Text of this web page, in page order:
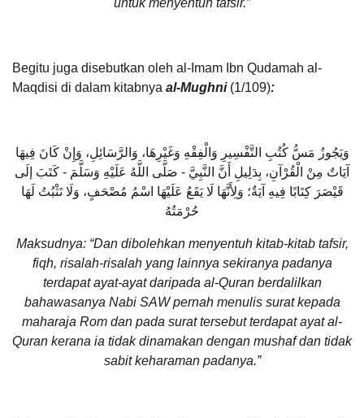
untuk menyentuh tafsir.”
Begitu juga disebutkan oleh al-Imam Ibn Qudamah al-
Maqdisi di dalam kitabnya al-Mughni (1/109):
وَيَجُوزُ مَسُّ كُتُبِ التَّفْسِيرِ وَالْفِقْهِ وَغَيْرِهَا، وَالرَّسَائِلِ، وَإِنْ كَانَ فِيهَا
آيَاتٌ مِنْ الْقُرْآنِ، بِدَلِيلِ أَنَّ النَّبِيَّ - صَلَّى اللَّهُ عَلَيْهِ وَسَلَّمَ - كَتَبَ إلَى
قَيْصَرَ كِتَابًا فِيهِ آيَةٌ؛ وَلِأَنَّهَا لَا يَقَعُ عَلَيْهَا اسْمُ مُصْحَفٍ، وَلَا تَثْبُتُ لَهَا
حُرْمَتُهُ
Maksudnya: “Dan dibolehkan menyentuh kitab-kitab tafsir,
fiqh, risalah-risalah yang lainnya sekiranya padanya
terdapat ayat-ayat daripada al-Quran berdalilkan
bahawasanya Nabi SAW pernah menulis surat kepada
maharaja Rom dan pada surat tersebut terdapat ayat al-
Quran kerana ia tidak dinamakan dengan mushaf dan tidak
sabit keharaman padanya.”